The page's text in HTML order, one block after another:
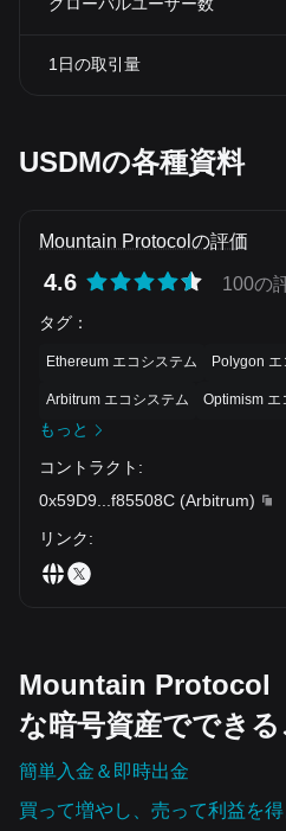
1日の取引量
USDMの各種資料
Mountain Protocolの評価
4.6 100の
タグ ：
Ethereum エコシステム Polygon エ
Arbitrum エコシステム Optimism エ
もっと
コントラクト :
0x59D9
f85508C (Arbitrum)
リンク:
Mountain Protocol
な暗号資産でできる
簡単入金＆即時出金
買って増やし、売って利益を得